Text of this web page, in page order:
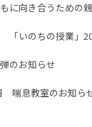
もに向き合うため
「いのちの授業」
のお知らせ
喘息教室のお知ら